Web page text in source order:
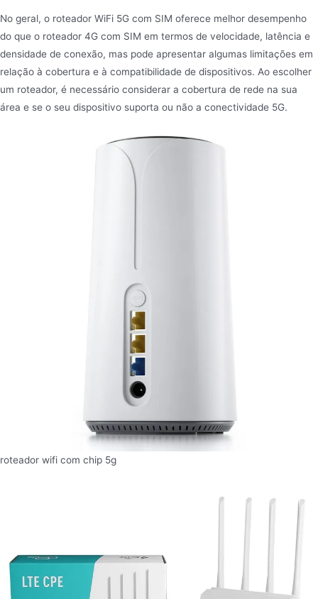
No geral, o roteador WiFi 5G com SIM oferece melhor desempenho
do que o roteador 4G com SIM em termos de velocidade, latência e
densidade de conexão, mas pode apresentar algumas limitações em
relação à cobertura e à compatibilidade de dispositivos. Ao escolher
um roteador, é necessário considerar a cobertura de rede na sua
área e se o seu dispositivo suporta ou não a conectividade 5G.
roteador wifi com chip 5g